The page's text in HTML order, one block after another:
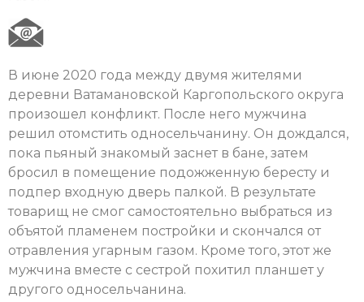
В июне 2020 года между двумя жителями
деревни Ватамановской Каргопольского округа
произошел конфликт. После него мужчина
решил отомстить односельчанину. Он дождался,
пока пьяный знакомый заснет в бане, затем
бросил в помещение подожженную бересту и
подпер входную дверь палкой. В результате
товарищ не смог самостоятельно выбраться из
объятой пламенем постройки и скончался от
отравления угарным газом. Кроме того, этот же
мужчина вместе с сестрой похитил планшет у
другого односельчанина.